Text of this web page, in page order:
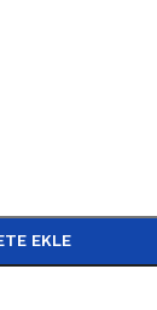
EKLE